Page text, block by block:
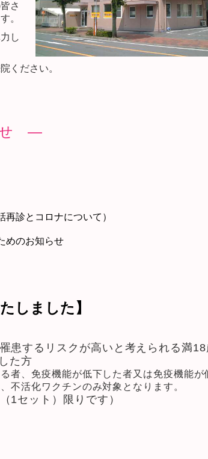
さ
。
し
ください。
せ ―
診とコロナについて）
めのお知らせ
しました 】
患するリスクが高いと考えられる満
た方​
者、免疫機能が低下した者又は免疫機能が
不活化ワクチンのみ対象となります。
1セット）限りです）